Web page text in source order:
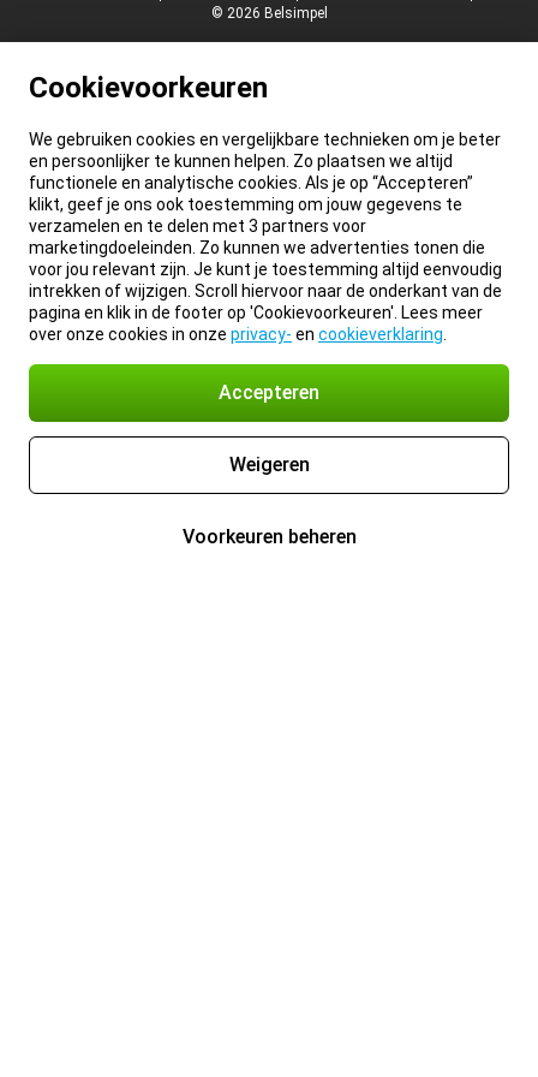
© 2026 Belsimpel
Cookievoorkeuren
We gebruiken cookies en vergelijkbare technieken om je beter
en persoonlijker te kunnen helpen. Zo plaatsen we altijd
functionele en analytische cookies. Als je op “Accepteren”
klikt, geef je ons ook toestemming om jouw gegevens te
verzamelen en te delen met 3 partners voor
marketingdoeleinden. Zo kunnen we advertenties tonen die
voor jou relevant zijn. Je kunt je toestemming altijd eenvoudig
intrekken of wijzigen. Scroll hiervoor naar de onderkant van de
pagina en klik in de footer op 'Cookievoorkeuren'. Lees meer
over onze cookies in onze privacy- en cookieverklaring
Accepteren
Weigeren
Voorkeuren beheren